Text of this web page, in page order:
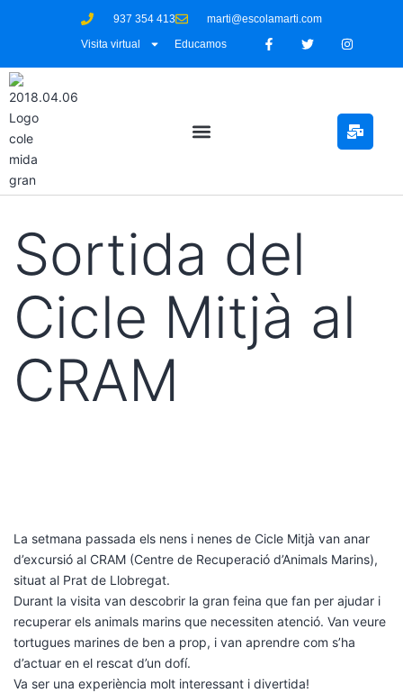
937 354 413
marti@escolamarti.com
Visita virtual
Educamos
Sortida del
Cicle Mitjà al
CRAM
La setmana passada els nens i nenes de Cicle Mitjà van anar
d’excursió al CRAM (Centre de Recuperació d’Animals Marins),
situat al Prat de Llobregat.
Durant la visita van descobrir la gran feina que fan per ajudar i
recuperar els animals marins que necessiten atenció. Van veure
tortugues marines de ben a prop, i van aprendre com s’ha
d’actuar en el rescat d’un dofí.
Va ser una experiència molt interessant i divertida!